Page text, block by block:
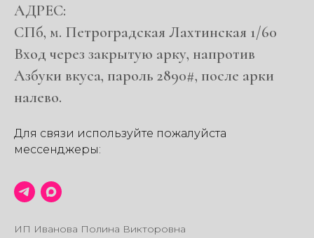
АДРЕС:
СПб, м. Петроградская Лахтинская 1/60
Вход через закрытую арку, напротив
Азбуки вкуса, пароль 2890#, после арки
налево.
Для связи используйте пожалуйста
мессенджеры:
ИП Иванова Полина Викторовна